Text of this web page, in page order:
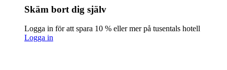
Skäm bort dig själv
Logga in för att spara 10 % eller mer på tusentals hotell
Logga in